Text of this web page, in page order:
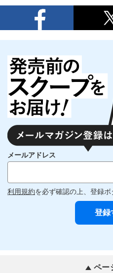
メールアドレス
利用規約を必ず確認の上、登録ボ
ペー